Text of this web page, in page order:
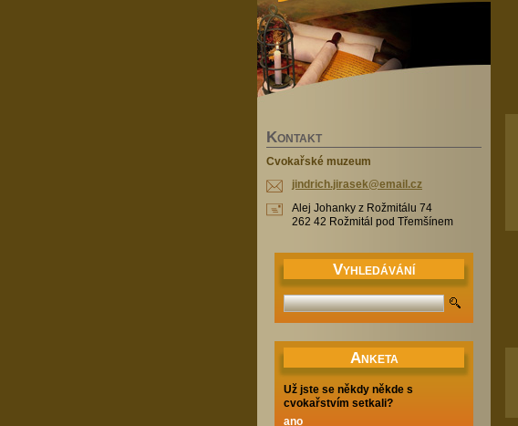
KONTAKT
Cvokařské muzeum
jindrich.jirasek@email.cz
Alej Johanky z Rožmitálu 74
262 42 Rožmitál pod Třemšínem
VYHLEDÁVÁNÍ
ANKETA
Už jste se někdy někde s
cvokařstvím setkali?
ano